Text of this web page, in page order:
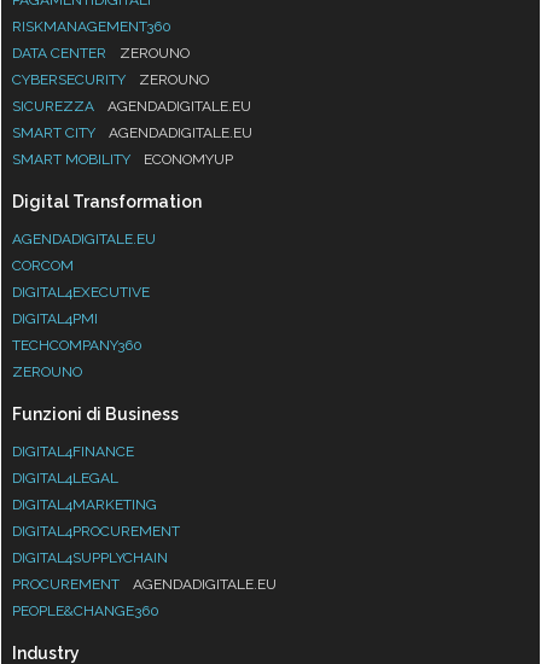
RISKMANAGEMENT360
DATA CENTER
ZEROUNO
CYBERSECURITY
ZEROUNO
SICUREZZA
AGENDADIGITALE.EU
SMART CITY
AGENDADIGITALE.EU
SMART MOBILITY
ECONOMYUP
Digital Transformation
AGENDADIGITALE.EU
CORCOM
DIGITAL4EXECUTIVE
DIGITAL4PMI
TECHCOMPANY360
ZEROUNO
Funzioni di Business
DIGITAL4FINANCE
DIGITAL4LEGAL
DIGITAL4MARKETING
DIGITAL4PROCUREMENT
DIGITAL4SUPPLYCHAIN
PROCUREMENT
AGENDADIGITALE.EU
PEOPLE&CHANGE360
Industry